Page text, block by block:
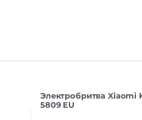
Электробритва Xiaomi
5809 EU